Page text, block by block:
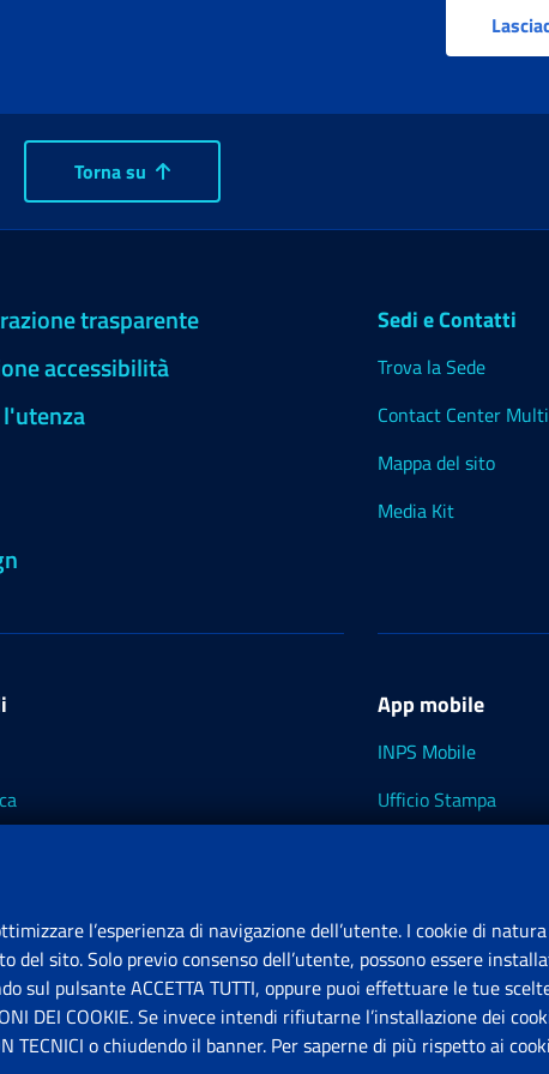
Torna su
trasparente
accessibilità
Sedi e Contatti
Trova la Sede
Contact Center
Mappa del sito
Media Kit
App mobile
INPS Mobile
Ufficio Stampa
Sede Legale: Via
00144 Roma
P.IVA 02121151001
l’esperienza di navigazione dell’utente. I cookie di
sito. Solo previo consenso dell’utente, possono essere
sul pulsante ACCETTA TUTTI, oppure puoi effettuare le tue
DEI COOKIE. Se invece intendi rifiutarne l’installazione dei
TECNICI o chiudendo il banner. Per saperne di più rispetto ai